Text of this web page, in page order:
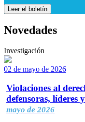
Leer el boletín
Novedades
Investigación
02 de mayo de 2026
Violaciones al
defensoras, líderes
mayo de 2026